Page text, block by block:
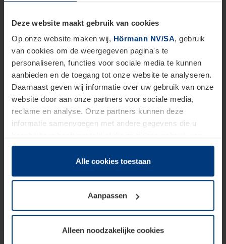
Deze website maakt gebruik van cookies
Op onze website maken wij, Hörmann NV/SA, gebruik
van cookies om de weergegeven pagina's te
personaliseren, functies voor sociale media te kunnen
aanbieden en de toegang tot onze website te analyseren.
Daarnaast geven wij informatie over uw gebruik van onze
website door aan onze partners voor sociale media,
reclame en analyse. Onze partners kunnen deze
informatie samenvoegen met andere gegevens die u
hun diensten hebben verzameld.
Juridisch hebben wij het recht om cookies op uw
van deze pagina's absoluut vereist is. Voor alle andere
soorten cookies is uw toestemming benodigd. Uw
toestemming kunt u op elk moment bij de uitleg van de
wijzigen of herroepen.
Alle cookies toestaan
Aanpassen
Alleen noodzakelijke cookies